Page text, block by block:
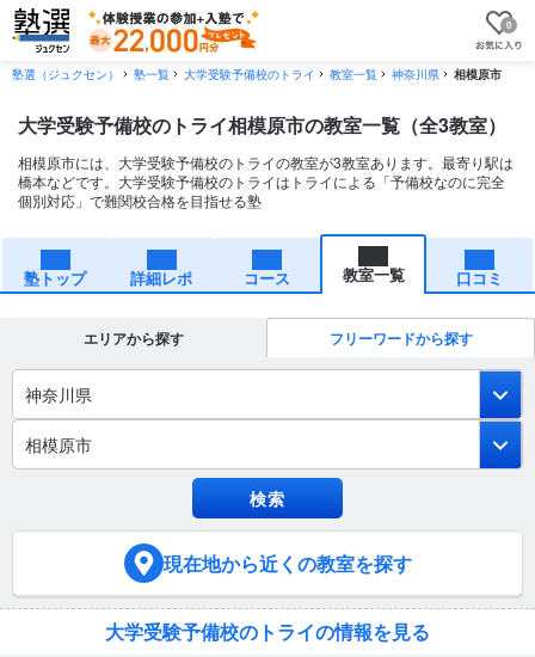
0
塾選（ジュクセン） 塾一覧 大学受験予備校のトライ 教室一覧 神奈川県 相模原市
大学受験予備校のトライ相模原市の教室一覧（全3教室）
相模原市には、大学受験予備校のトライの教室が3教室あります。最寄り駅は
橋本などです。大学受験予備校のトライはトライによる「予備校なのに完全
個別対応」で難関校合格を目指せる塾
塾トップ 詳細レポ コース 教室一覧 口コミ
エリアから探す フリーワードから探す
神奈川県
相模原市
現在地から近くの教室を探す
大学受験予備校のトライの情報を見る